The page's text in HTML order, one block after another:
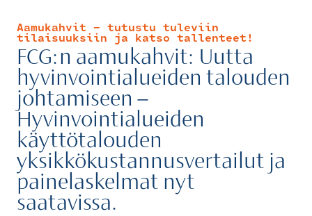
Aamukahvit - tutustu tuleviin
tilaisuuksiin ja katso tallenteet!
FCG:n aamukahvit: Uutta
hyvinvointialueiden talouden
johtamiseen –
Hyvinvointialueiden
käyttötalouden
yksikkökustannusvertailut ja
painelaskelmat nyt
saatavissa.